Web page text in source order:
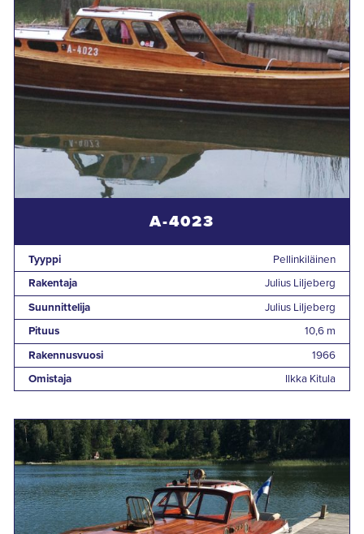
A-4023
Tyyppi
Pellinkiläinen
Rakentaja
Julius Liljeberg
Suunnittelija
Julius Liljeberg
Pituus
10,6 m
Rakennusvuosi
1966
Omistaja
Ilkka Kitula